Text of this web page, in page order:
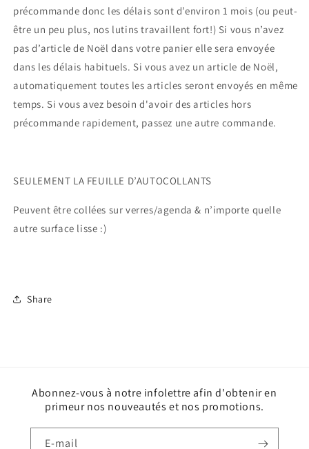
précommande donc les délais sont d’environ 1 mois (ou peut-
être un peu plus, nos lutins travaillent fort!) Si vous n’avez
pas d’article de Noël dans votre panier elle sera envoyée
dans les délais habituels. Si vous avez un article de Noël,
automatiquement toutes les articles seront envoyés en même
temps. Si vous avez besoin d'avoir des articles hors
précommande rapidement, passez une autre commande.
SEULEMENT LA FEUILLE D’AUTOCOLLANTS
Peuvent être collées sur verres/agenda & n’importe quelle
autre surface lisse :)
Share
Abonnez-vous à notre infolettre afin d'obtenir en
primeur nos nouveautés et nos promotions.
E-mail